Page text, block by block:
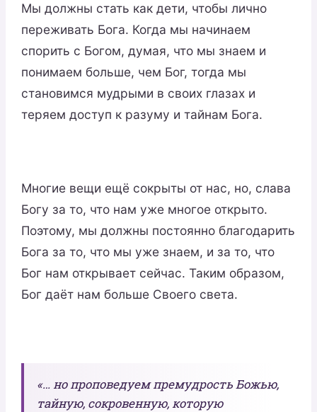
Мы должны стать как дети, чтобы лично
переживать Бога. Когда мы начинаем
спорить с Богом, думая, что мы знаем и
понимаем больше, чем Бог, тогда мы
становимся мудрыми в своих глазах и
теряем доступ к разуму и тайнам Бога.
Многие вещи ещё сокрыты от нас, но, слава
Богу за то, что нам уже многое открыто.
Поэтому, мы должны постоянно благодарить
Бога за то, что мы уже знаем, и за то, что
Бог нам открывает сейчас. Таким образом,
Бог даёт нам больше Своего света.
«… но проповедуем премудрость Божью,
тайную, сокровенную, которую